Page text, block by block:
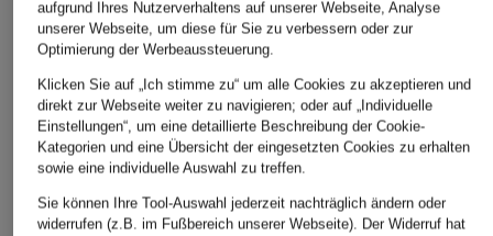
WOUF
CIRCUS
WOUF
BOHEMIA
WOUF
PANNA
aufgrund Ihres Nutzerverhaltens auf unserer Webseite, Analyse
unserer Webseite, um diese für Sie zu verbessern oder zur
Optimierung der Werbeaussteuerung.
Klicken Sie auf „Ich stimme zu“ um alle Cookies zu akzeptieren und
direkt zur Webseite weiter zu navigieren; oder auf „Individuelle
Einstellungen“, um eine detaillierte Beschreibung der Cookie-
Kategorien und eine Übersicht der eingesetzten Cookies zu erhalten
sowie eine individuelle Auswahl zu treffen.
Sie können Ihre Tool-Auswahl jederzeit nachträglich ändern oder
widerrufen (z.B. im Fußbereich unserer Webseite). Der Widerruf hat